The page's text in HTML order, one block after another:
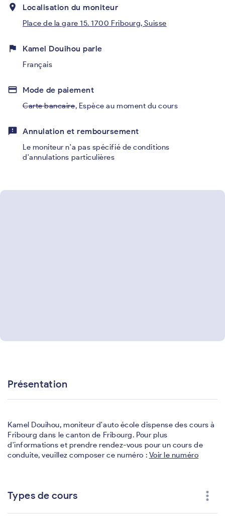
place Localisation du moniteur
Place de la gare 15. 1700 Fribourg, Suisse
flag Kamel Douihou parle
Français
credit_card Mode de paiement
Carte bancaire, Espèce au moment du cours
feedback Annulation et remboursement
Le moniteur n'a pas spécifié de conditions
d'annulations particulières
Présentation
Kamel Douihou, moniteur d'auto école dispense des cours à
Fribourg dans le canton de Fribourg. Pour plus
d'informations et prendre rendez-vous pour un cours de
conduite, veuillez composer ce numéro : Voir le numéro
Types de cours more_vert